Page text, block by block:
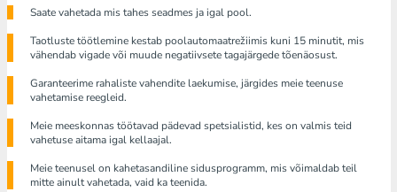
Saate vahetada mis tahes seadmes ja igal pool.
Taotluste töötlemine kestab poolautomaatrežiimis kuni 15 minutit, mis
vähendab vigade või muude negatiivsete tagajärgede tõenäosust.
Garanteerime rahaliste vahendite laekumise, järgides meie teenuse
vahetamise reegleid.
Meie meeskonnas töötavad pädevad spetsialistid, kes on valmis teid
vahetuse aitama igal kellaajal.
Meie teenusel on kahetasandiline sidusprogramm, mis võimaldab teil
mitte ainult vahetada, vaid ka teenida.